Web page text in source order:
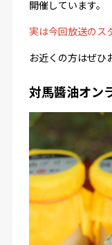
開催しています。
実は今回放送のス
お近くの方はぜひ
対馬醬油オン